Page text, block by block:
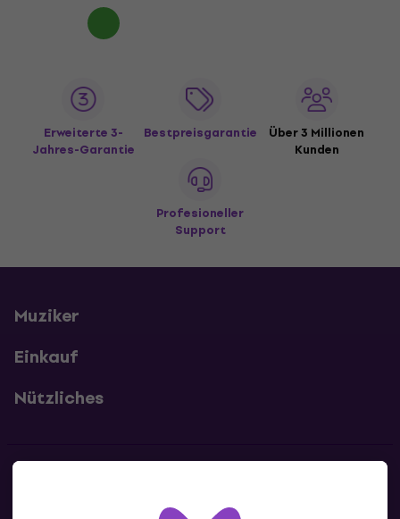
Erweiterte 3-
Jahres-Garantie
Bestpreisgarantie
Über 3 Millionen
Kunden
Profesioneller
Support
Muziker
Einkauf
Nützliches